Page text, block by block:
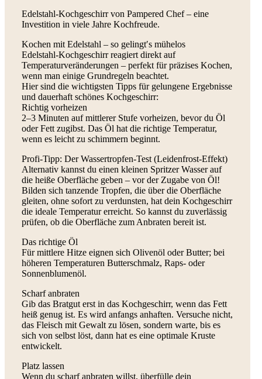
Edelstahl-Kochgeschirr von Pampered Chef – eine
Investition in viele Jahre Kochfreude.
Kochen mit Edelstahl – so gelingt′s mühelos
Edelstahl-Kochgeschirr reagiert direkt auf
Temperaturveränderungen – perfekt für präzises Kochen,
wenn man einige Grundregeln beachtet.
Hier sind die wichtigsten Tipps für gelungene Ergebnisse
und dauerhaft schönes Kochgeschirr:
Richtig vorheizen
2–3 Minuten auf mittlerer Stufe vorheizen, bevor du Öl
oder Fett zugibst. Das Öl hat die richtige Temperatur,
wenn es leicht zu schimmern beginnt.
Profi-Tipp: Der Wassertropfen-Test (Leidenfrost-Effekt)
Alternativ kannst du einen kleinen Spritzer Wasser auf
die heiße Oberfläche geben – vor der Zugabe von Öl!
Bilden sich tanzende Tropfen, die über die Oberfläche
gleiten, ohne sofort zu verdunsten, hat dein Kochgeschirr
die ideale Temperatur erreicht. So kannst du zuverlässig
prüfen, ob die Oberfläche zum Anbraten bereit ist.
Das richtige Öl
Für mittlere Hitze eignen sich Olivenöl oder Butter; bei
höheren Temperaturen Butterschmalz, Raps- oder
Sonnenblumenöl.
Scharf anbraten
Gib das Bratgut erst in das Kochgeschirr, wenn das Fett
heiß genug ist. Es wird anfangs anhaften. Versuche nicht,
das Fleisch mit Gewalt zu lösen, sondern warte, bis es
sich von selbst löst, dann hat es eine optimale Kruste
entwickelt.
Platz lassen
Wenn du scharf anbraten willst, überfülle dein